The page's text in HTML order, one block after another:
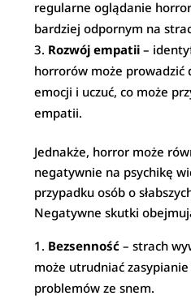
regularne oglądanie
bardziej odpornym na
Rozwój empatii –
horrorów może prowadzić
emocji i uczuć, co może
empatii.
Jednakże, horror może
negatywnie na psychikę
przypadku osób o
Negatywne skutki
Bezsenność – strach
może utrudniać
problemów ze snem.